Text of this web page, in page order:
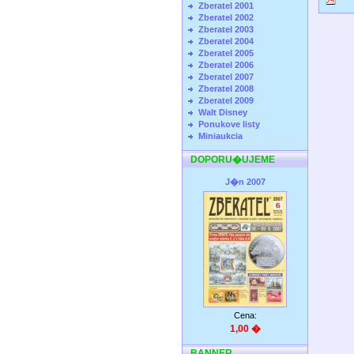
Zberatel 2001
Zberatel 2002
Zberatel 2003
Zberatel 2004
Zberatel 2005
Zberatel 2006
Zberatel 2007
Zberatel 2008
Zberatel 2009
Walt Disney
Ponukove listy
Miniaukcia
DOPORU�UJEME
J�n 2007
Cena:
1,00 �